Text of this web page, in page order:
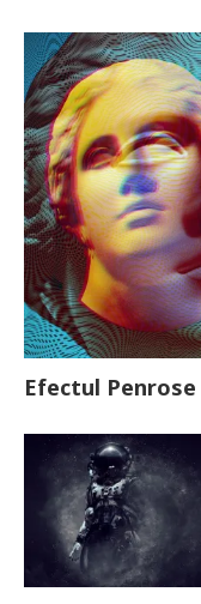
Efectul Penrose